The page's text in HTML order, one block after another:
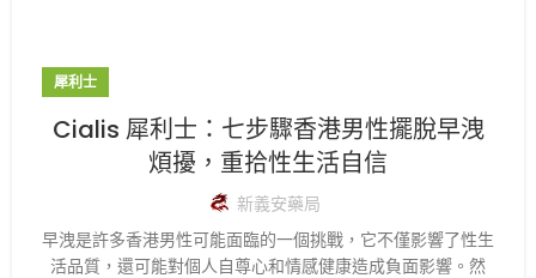
犀利士
Cialis 犀利士：七步驟香港男性擺脫早洩
煩擾，重拾性生活自信
新義安藥局
早洩是許多香港男性可能面臨的一個挑戰，它不僅影響了性生
活品質，還可能對個人自尊心和情感健康造成負面影響。然